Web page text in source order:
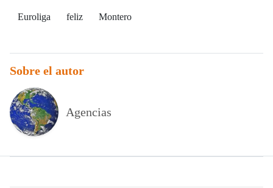
Euroliga feliz Montero
Sobre el autor
Agencias